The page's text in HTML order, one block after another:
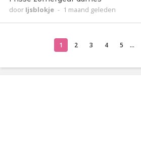
door Ijsblokje - 1 maand geleden
1 2 3 4 5 ...